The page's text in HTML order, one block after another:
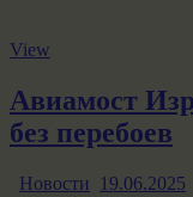
View
Авиамост
без перебоев
Новости
19.06.2025